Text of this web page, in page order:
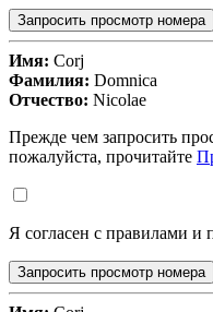
Запросить просмотр номера
Имя: Corj
Фамилия: Domnica
Отчество: Nicolae
Прежде чем запросить
пожалуйста, прочитайте
Я согласен с правилами и
Запросить просмотр номера